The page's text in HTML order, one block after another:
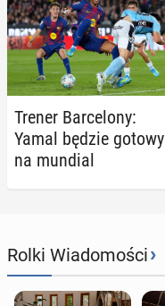
Trener Bar­ce­lo­ny:
Yamal będzie gotowy
na mundial
Rolki Wiadomości›